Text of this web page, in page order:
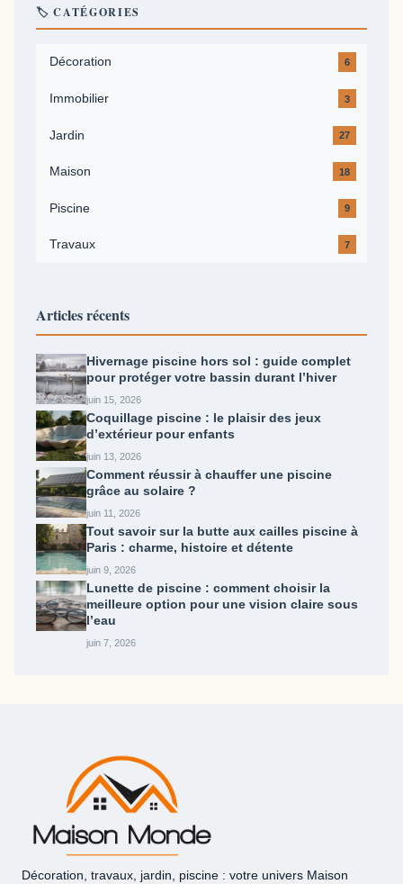
🏷️ CATÉGORIES
Décoration 6
Immobilier 3
Jardin 27
Maison 18
Piscine 9
Travaux 7
Articles récents
Hivernage piscine hors sol : guide complet
pour protéger votre bassin durant l’hiver
juin 15, 2026
Coquillage piscine : le plaisir des jeux
d’extérieur pour enfants
juin 13, 2026
Comment réussir à chauffer une piscine
grâce au solaire ?
juin 11, 2026
Tout savoir sur la butte aux cailles piscine​ à
Paris : charme, histoire et détente
juin 9, 2026
Lunette de piscine : comment choisir la
meilleure option pour une vision claire sous
l’eau
juin 7, 2026
Décoration, travaux, jardin, piscine : votre univers Maison